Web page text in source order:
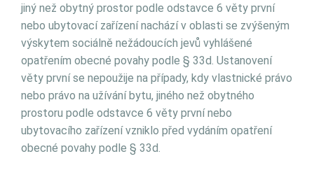
jiný než obytný prostor podle odstavce 6 věty první
nebo ubytovací zařízení nachází v oblasti se zvýšeným
výskytem sociálně nežádoucích jevů vyhlášené
opatřením obecné povahy podle § 33d. Ustanovení
věty první se nepoužije na případy, kdy vlastnické právo
nebo právo na užívání bytu, jiného než obytného
prostoru podle odstavce 6 věty první nebo
ubytovacího zařízení vzniklo před vydáním opatření
obecné povahy podle § 33d.